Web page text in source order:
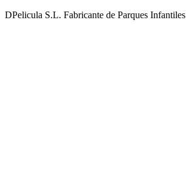
DPelicula S.L. Fabricante de Parques Infantiles